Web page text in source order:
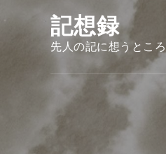
to
記想録
先人の記に想うとこ